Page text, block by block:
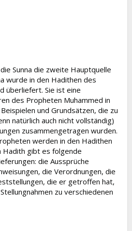
Sunna die zweite Hauptquelle
wurde in den Hadithen des
überliefert. Sie ist eine
des Propheten Muhammed in
und Grundsätzen, die zu
natürlich auch nicht vollständig)
zusammengetragen wurden.
werden in den Hadithen
gibt es folgende
die Aussprüche
die Verordnungen, die
die er getroffen hat,
zu verschiedenen